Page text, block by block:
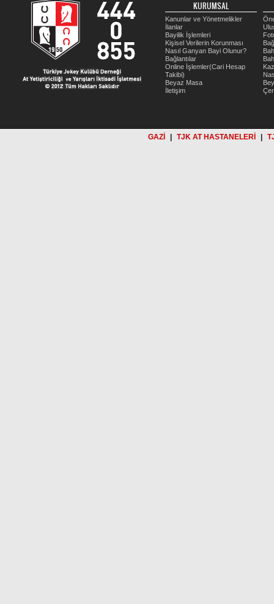
KURUMSAL
Kanunlar ve Yönetmelikler
İlanlar
Bayilik İşlemleri
Kişisel Verilerin Korunması
Nasıl Ganyan Bayi Olunur?
Bağlantılar
Online İşlemler(Cari Hesap
Takibi)
Beyaz Masa
İletişim
GAZİ TJK AT HASTANELERİ